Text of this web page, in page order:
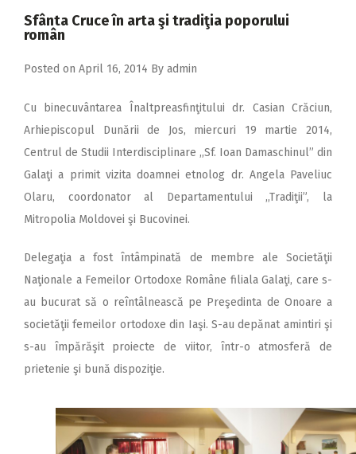
2017
2016
2014
2013
2011
Sfânta Cruce în arta şi tradiţia poporului
român
Posted on April 16, 2014 By admin
Cu binecuvântarea Înaltpreasfinţitului dr. Casian Crăciun,
Arhiepiscopul Dunării de Jos, miercuri 19 martie 2014,
Centrul de Studii Interdisciplinare ,,Sf. Ioan Damaschinul” din
Galaţi a primit vizita doamnei etnolog dr. Angela Paveliuc
Olaru, coordonator al Departamentului ,,Tradiţii”, la
Mitropolia Moldovei şi Bucovinei.
Delegaţia a fost întâmpinată de membre ale Societăţii
Naţionale a Femeilor Ortodoxe Române filiala Galaţi, care s-
au bucurat să o reîntâlnească pe Preşedinta de Onoare a
societăţii femeilor ortodoxe din Iaşi. S-au depănat amintiri şi
s-au împărăşit proiecte de viitor, într-o atmosferă de
prietenie şi bună dispoziţie.